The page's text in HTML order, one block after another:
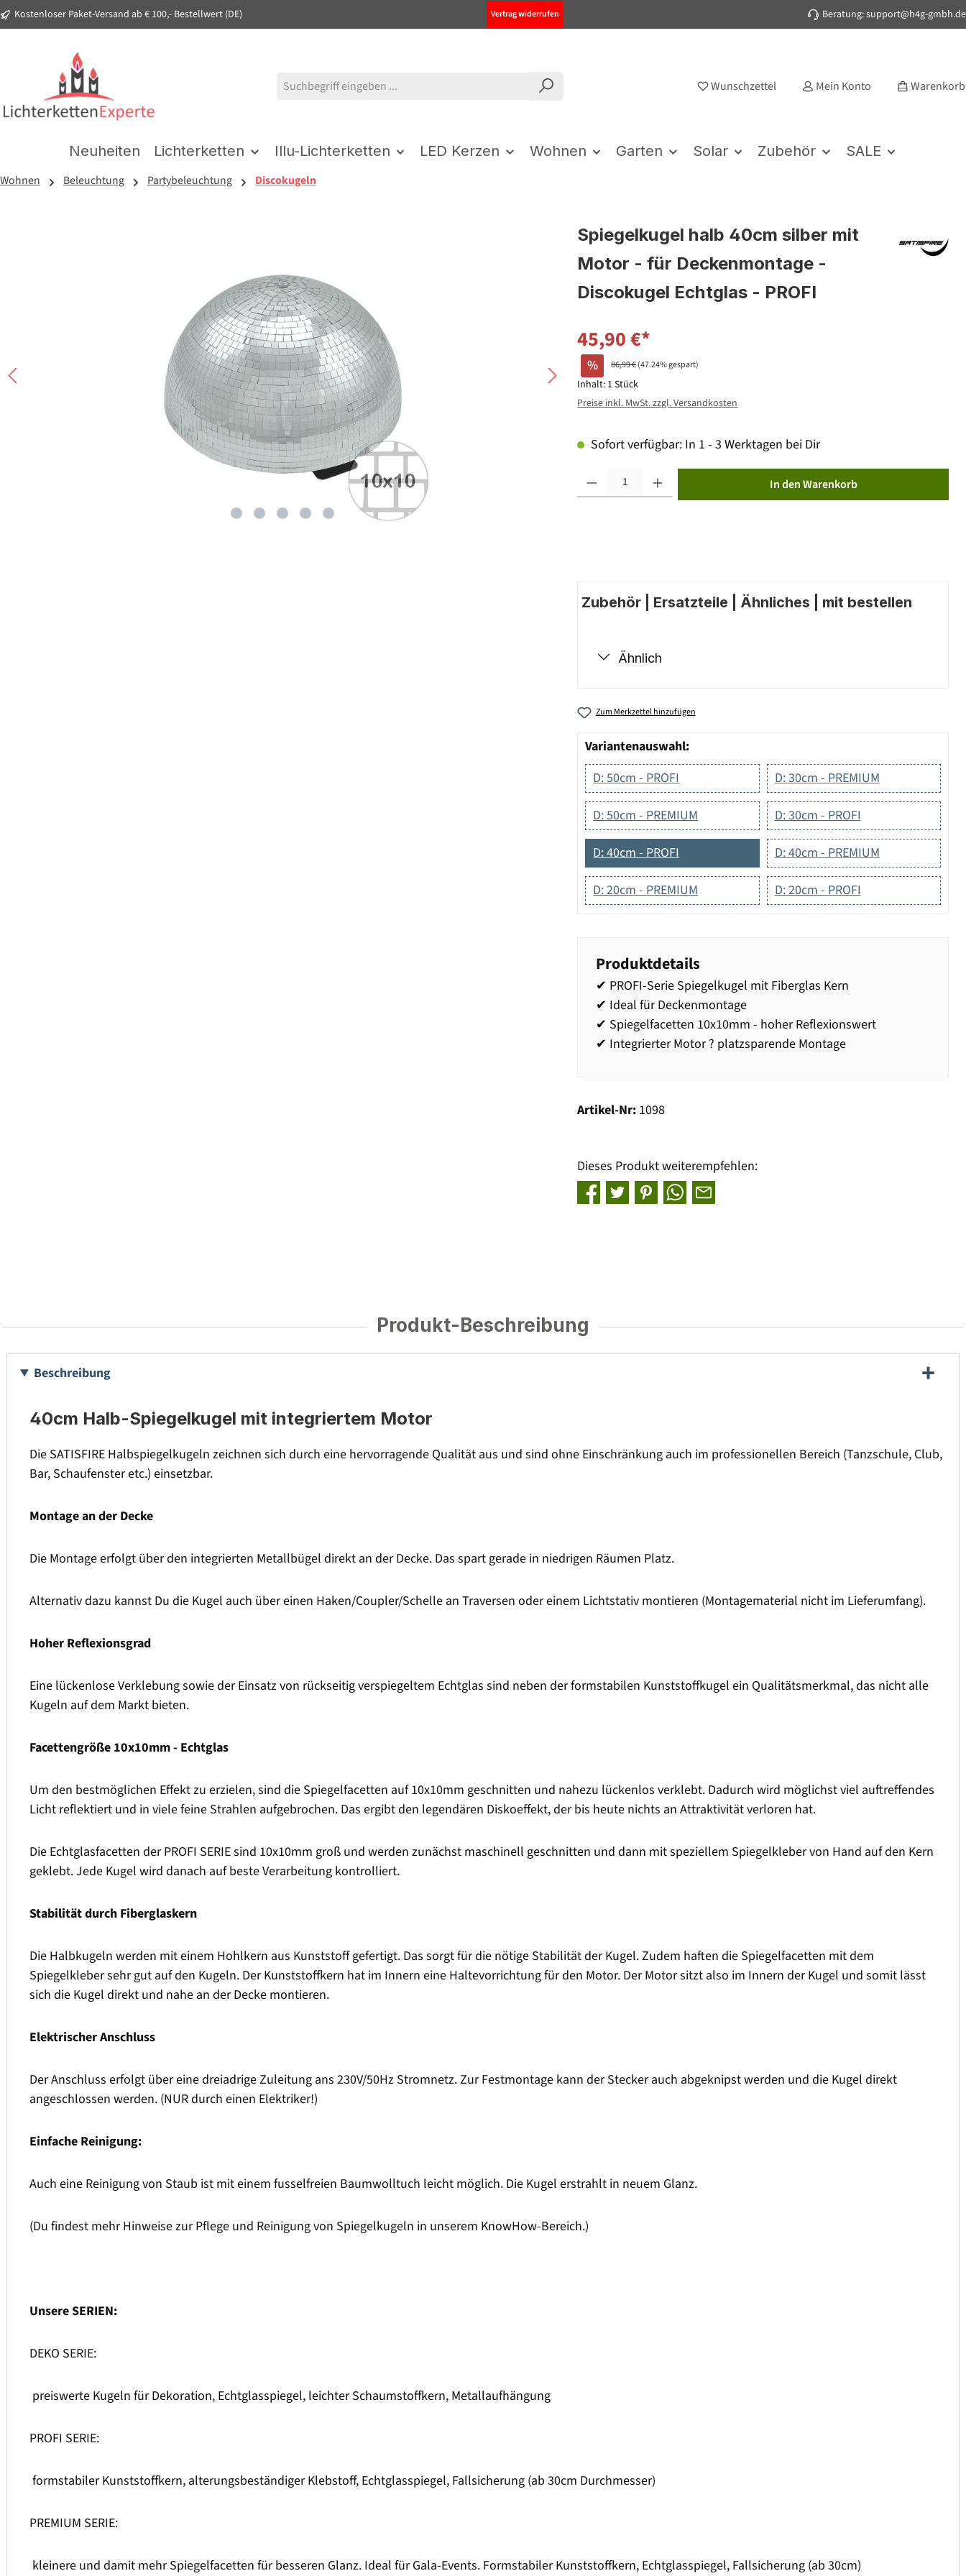
Zur Hauptnavigation springen
Kostenloser Paket-Versand ab € 100,- Bestellwert (DE) Vertrag widerrufen Beratung: support@h4g-gmbh.de
Wunschzettel Mein Konto Warenkorb
Neuheiten Lichterketten Illu-Lichterketten LED Kerzen Wohnen Garten Solar Zubehör SALE
Wohnen Beleuchtung Partybeleuchtung Discokugeln
Spiegelkugel halb 40cm silber mit
Motor - für Deckenmontage -
Discokugel Echtglas - PROFI
45,90 €*
% 86,99 €(47.24% gespart)
Inhalt: 1 Stück
Preise inkl. MwSt. zzgl. Versandkosten
Sofort verfügbar: In 1 - 3 Werktagen bei Dir
In den Warenkorb
Zubehör | Ersatzteile | Ähnliches | mit bestellen
Ähnlich
Zum Merkzettel hinzufügen
Variantenauswahl:
D: 50cm - PROFI
D: 30cm - PREMIUM
D: 50cm - PREMIUM D: 30cm - PROFI
D: 40cm - PROFI D: 40cm - PREMIUM
D: 20cm - PREMIUM D: 20cm - PROFI
Produktdetails
✔ PROFI-Serie Spiegelkugel mit Fiberglas Kern
✔ Ideal für Deckenmontage
✔ Spiegelfacetten 10x10mm - hoher Reflexionswert
✔ Integrierter Motor ? platzsparende Montage
Artikel-Nr: 1098
Dieses Produkt weiterempfehlen:
Produkt-Beschreibung
Beschreibung
40cm Halb-Spiegelkugel mit integriertem Motor
Die SATISFIRE Halbspiegelkugeln zeichnen sich durch eine hervorragende Qualität aus und sind ohne Einschränkung auch im professionellen Bereich (Tanzschule, Club,
Bar, Schaufenster etc.) einsetzbar.
Montage an der Decke
Die Montage erfolgt über den integrierten Metallbügel direkt an der Decke. Das spart gerade in niedrigen Räumen Platz.
Alternativ dazu kannst Du die Kugel auch über einen Haken/Coupler/Schelle an Traversen oder einem Lichtstativ montieren (Montagematerial nicht im Lieferumfang).
Hoher Reflexionsgrad
Eine lückenlose Verklebung sowie der Einsatz von rückseitig verspiegeltem Echtglas sind neben der formstabilen Kunststoffkugel ein Qualitätsmerkmal, das nicht alle
Kugeln auf dem Markt bieten.
Facettengröße 10x10mm - Echtglas
Um den bestmöglichen Effekt zu erzielen, sind die Spiegelfacetten auf 10x10mm geschnitten und nahezu lückenlos verklebt. Dadurch wird möglichst viel auftreffendes
Licht reflektiert und in viele feine Strahlen aufgebrochen. Das ergibt den legendären Diskoeffekt, der bis heute nichts an Attraktivität verloren hat.
Die Echtglasfacetten der PROFI SERIE sind 10x10mm groß und werden zunächst maschinell geschnitten und dann mit speziellem Spiegelkleber von Hand auf den Kern
geklebt. Jede Kugel wird danach auf beste Verarbeitung kontrolliert.
Stabilität durch Fiberglaskern
Die Halbkugeln werden mit einem Hohlkern aus Kunststoff gefertigt. Das sorgt für die nötige Stabilität der Kugel. Zudem haften die Spiegelfacetten mit dem
Spiegelkleber sehr gut auf den Kugeln. Der Kunststoffkern hat im Innern eine Haltevorrichtung für den Motor. Der Motor sitzt also im Innern der Kugel und somit lässt
sich die Kugel direkt und nahe an der Decke montieren.
Elektrischer Anschluss
Der Anschluss erfolgt über eine dreiadrige Zuleitung ans 230V/50Hz Stromnetz. Zur Festmontage kann der Stecker auch abgeknipst werden und die Kugel direkt
angeschlossen werden. (NUR durch einen Elektriker!)
Einfache Reinigung:
Auch eine Reinigung von Staub ist mit einem fusselfreien Baumwolltuch leicht möglich. Die Kugel erstrahlt in neuem Glanz.
(Du findest mehr Hinweise zur Pflege und Reinigung von Spiegelkugeln in unserem KnowHow-Bereich.)
Unsere SERIEN:
DEKO SERIE:
preiswerte Kugeln für Dekoration, Echtglasspiegel, leichter Schaumstoffkern, Metallaufhängung
PROFI SERIE:
formstabiler Kunststoffkern, alterungsbeständiger Klebstoff, Echtglasspiegel, Fallsicherung (ab 30cm Durchmesser)
PREMIUM SERIE:
kleinere und damit mehr Spiegelfacetten für besseren Glanz. Ideal für Gala-Events. Formstabiler Kunststoffkern, Echtglasspiegel, Fallsicherung (ab 30cm)